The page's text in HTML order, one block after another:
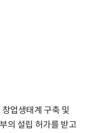
업생태계 구축 및
의 설립 허가를 받고